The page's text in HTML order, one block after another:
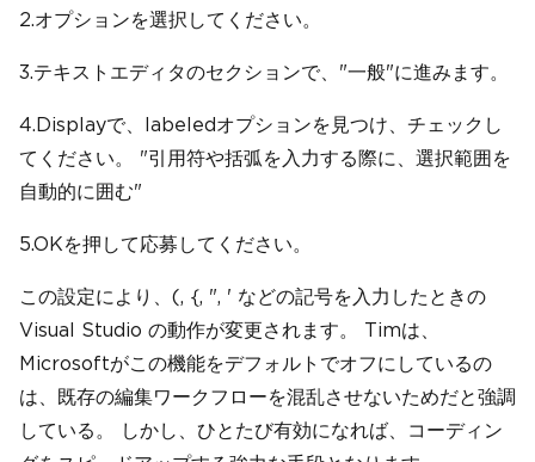
2.オプションを選択してください。
3.テキストエディタのセクションで、"一般"に進みます。
4.Displayで、labeledオプションを見つけ、チェックし
てください。 "引用符や括弧を入力する際に、選択範囲を
自動的に囲む"
5.OKを押して応募してください。
この設定により、(, {, ", ' などの記号を入力したときの
Visual Studio の動作が変更されます。 Timは、
Microsoftがこの機能をデフォルトでオフにしているの
は、既存の編集ワークフローを混乱させないためだと強調
している。 しかし、ひとたび有効になれば、コーディン